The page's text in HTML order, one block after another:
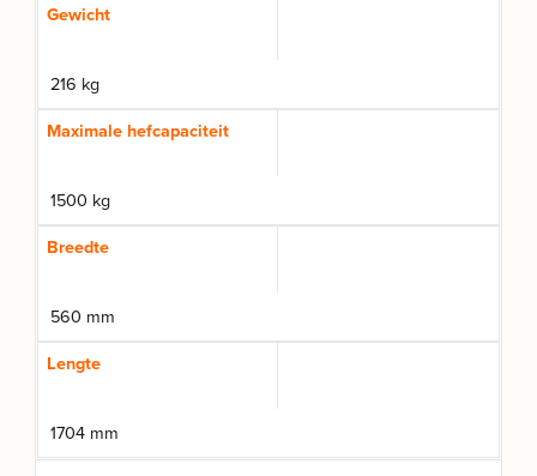
Gewicht
216 kg
Maximale hefcapaciteit
1500 kg
Breedte
560 mm
Lengte
1704 mm